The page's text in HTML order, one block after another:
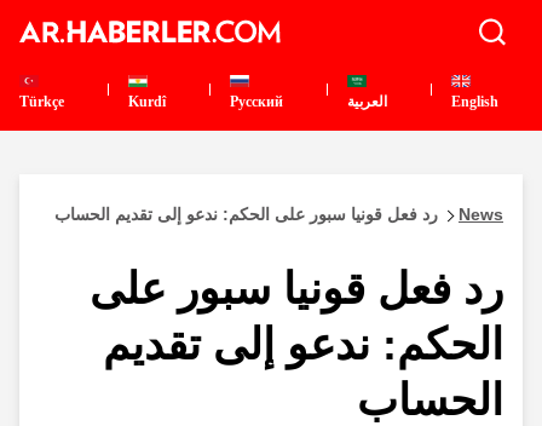
English العربية Pусский
Kurdî
Türkçe
News رد فعل قونيا سبور على الحكم: ندعو إلى تقديم الحساب
رد فعل قونيا سبور على
الحكم: ندعو إلى تقديم
الحساب